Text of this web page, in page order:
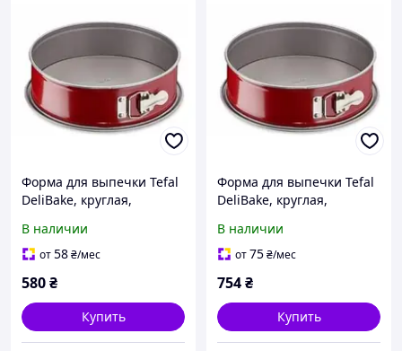
Форма для выпечки Tefal
DeliBake, круглая,
углеродистая сталь,
красный J1641174
В наличии
от58₴/мес
580₴
Купить
Форма для выпечки Tefal
DeliBake, круглая,
углеродистая сталь,
красный J1641474
В наличии
от75₴/мес
754₴
Купить